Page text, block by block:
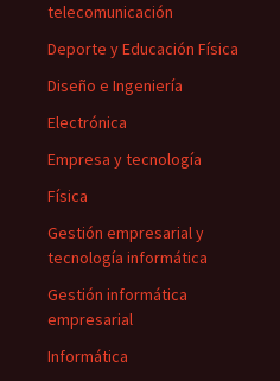
telecomunicación
Deporte y Educación Física
Diseño e Ingeniería
Electrónica
Empresa y tecnología
Física
Gestión empresarial y
tecnología informática
Gestión informática
empresarial
Informática